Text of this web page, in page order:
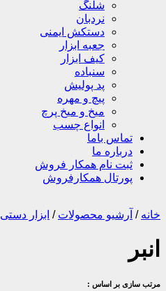
شلنگ
نردبان
دستکش ایمنی
جعبه ابزار
کیف ابزار
سنباده
پد پولیش
پیچ و مهره
میخ و میخ پرچ
انواع چسب
تماس باما
درباره ما
ثبت نام همکار فروش
پورتال همکارفروش
خانه / آرشیو محصولات / ابزار دستی
انبر
مرتب سازی بر اساس :